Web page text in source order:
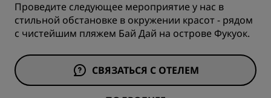
Проведите следующее мероприятие у нас в
стильной обстановке в окружении красот - рядом
с чистейшим пляжем Бай Дай на острове Фукуок.
СВЯЗАТЬСЯ С ОТЕЛЕМ